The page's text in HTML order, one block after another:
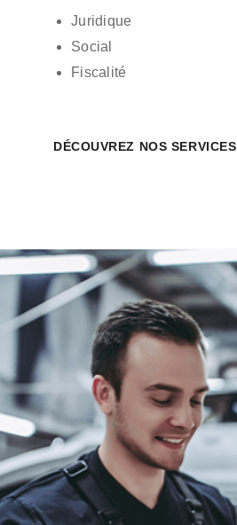
Juridique
Social
Fiscalité
DÉCOUVREZ NOS SERVICES